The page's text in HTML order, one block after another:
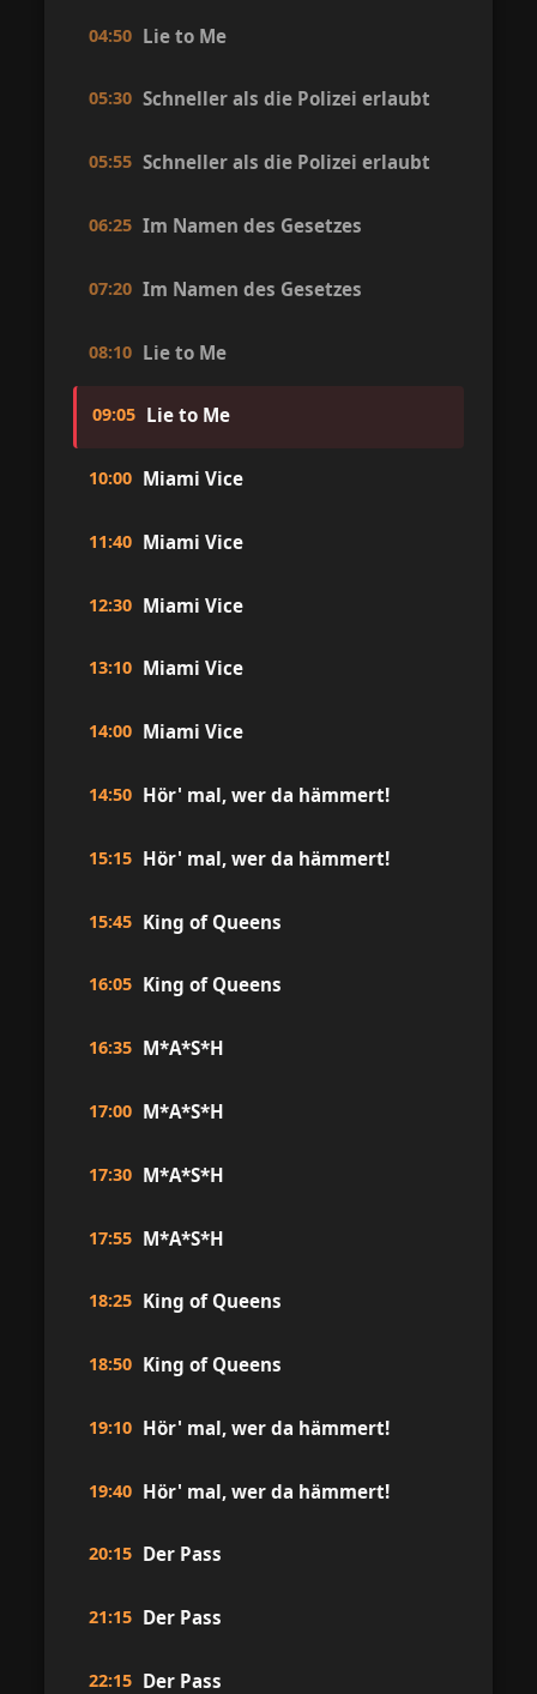
04:50 Lie to Me
05:30 Schneller als die Polizei erlaubt
05:55 Schneller als die Polizei erlaubt
06:25 Im Namen des Gesetzes
07:20 Im Namen des Gesetzes
08:10 Lie to Me
09:05 Lie to Me
10:00 Miami Vice
11:40 Miami Vice
12:30 Miami Vice
13:10 Miami Vice
14:00 Miami Vice
14:50 Hör' mal, wer da hämmert!
15:15 Hör' mal, wer da hämmert!
15:45 King of Queens
16:05 King of Queens
16:35 M*A*S*H
17:00 M*A*S*H
17:30 M*A*S*H
17:55 M*A*S*H
18:25 King of Queens
18:50 King of Queens
19:10 Hör' mal, wer da hämmert!
19:40 Hör' mal, wer da hämmert!
20:15 Der Pass
21:15 Der Pass
22:15 Der Pass